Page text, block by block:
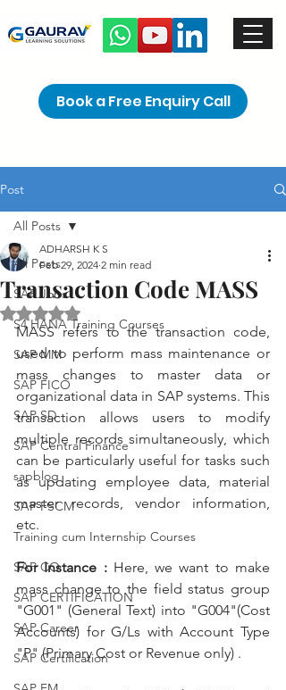
Book a Free Enquiry Call
Post
All Posts
SAP Jobs
S4 HANA Training Courses
SAP MM
SAP FICO
SAP SD
SAP Central Finance
sapblog
SAP FSCM
Training cum Internship Courses
SAP CO
SAP CERTIFICATION
SAP Career
SAP Certification
All Posts
Transaction Code MASS
ADHARSH K S
Feb 29, 2024 2 min read
Rated NaN out of 5 stars.
MASS refers to the transaction code,
used to perform mass maintenance or
mass changes to master data or
organizational data in SAP systems. This
transaction allows users to modify
multiple records simultaneously, which
can be particularly useful for tasks such
as updating employee data, material
master records, vendor information,
etc.
For Instance : Here, we want to make
mass change to the field status group
"G001" (General Text) into "G004"(Cost
Accounts) for G/Ls with Account Type
"P" (Primary Cost or Revenue only) .